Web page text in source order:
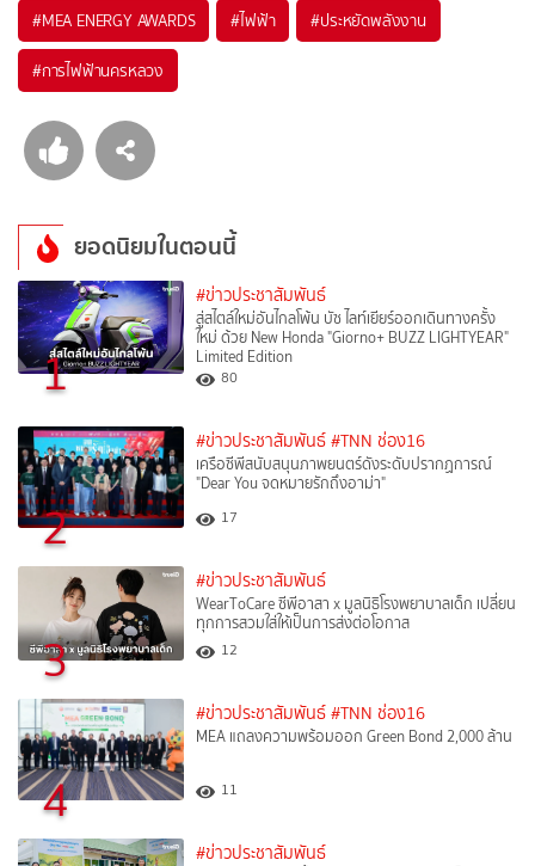
#MEA ENERGY AWARDS #ไฟฟ้า #ประหยัดพลังงาน
#การไฟฟ้านครหลวง
ยอดนิยมในตอนนี้
1
#ข่าวประชาสัมพันธ์
สู่สไตล์ใหม่อันไกลโพ้น บัซ ไลท์เยียร์ออกเดินทางครั้ง
ใหม่ ด้วย New Honda "Giorno+ BUZZ LIGHTYEAR"
Limited Edition
80
2
#ข่าวประชาสัมพันธ์ #TNN ช่อง16
เครือซีพีสนับสนุนภาพยนตร์ดังระดับปรากฏการณ์
"Dear You จดหมายรักถึงอาม่า"
17
3
#ข่าวประชาสัมพันธ์
WearToCare ซีพีอาสา x มูลนิธิโรงพยาบาลเด็ก เปลี่ยน
ทุกการสวมใส่ให้เป็นการส่งต่อโอกาส
12
4
#ข่าวประชาสัมพันธ์ #TNN ช่อง16
MEA แถลงความพร้อมออก Green Bond 2,000 ล้าน
11
#ข่าวประชาสัมพันธ์